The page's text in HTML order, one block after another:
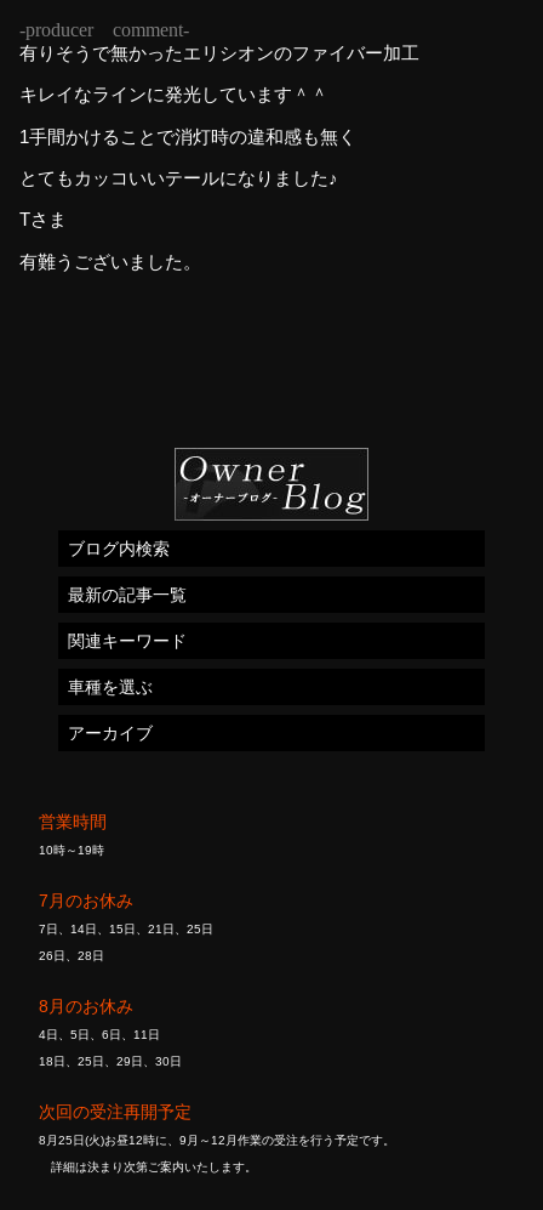
-producer comment-
有りそうで無かったエリシオンのファイバー加工
キレイなラインに発光しています＾＾
1手間かけることで消灯時の違和感も無く
とてもカッコいいテールになりました♪
Tさま
有難うございました。
営業時間
10時～19時
7月のお休み
7日、14日、15日、21日、25日
26日、28日
8月のお休み
4日、5日、6日、11日
18日、25日、29日、30日
次回の受注再開予定
8月25日(火)お昼12時に、9月～12月作業の受注を行う予定です。
詳細は決まり次第ご案内いたします。
ブログ内検索
最新の記事一覧
関連キーワード
車種を選ぶ
アーカイブ